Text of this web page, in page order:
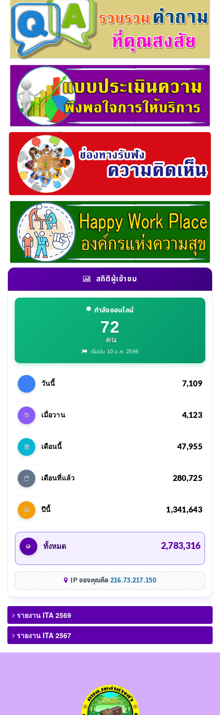
สถิติผู้เข้าชม
กำลังออนไลน์
72
คน
เริ่มนับ 10 ม.ค. 2566
วันนี้ 7,109
เมื่อวาน 4,123
เดือนนี้ 47,955
เดือนที่แล้ว 280,725
ปีนี้ 1,341,643
ทั้งหมด 2,783,316
IP ของคุณคือ 216.73.217.150
รายงาน ITA 2569
รายงาน ITA 2567